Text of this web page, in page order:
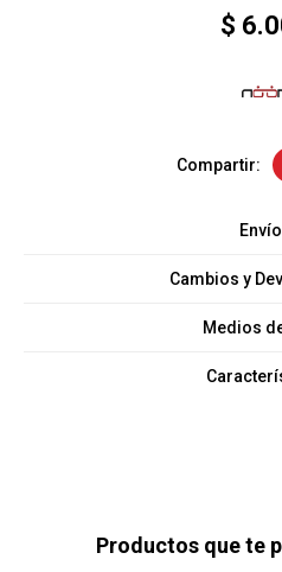
$
Cambios y
Medios
Productos que te